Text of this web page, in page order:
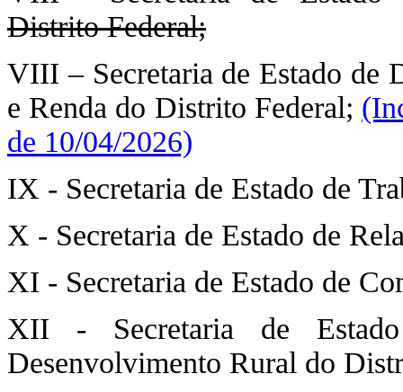
Distrito Federal;
VIII – Secretaria de Estado de
e Renda do Distrito Federal;
de 10/04/2026)
IX - Secretaria de Estado de
X - Secretaria de Estado de
XI - Secretaria de Estado de
XII - Secretaria de
Desenvolvimento Rural do